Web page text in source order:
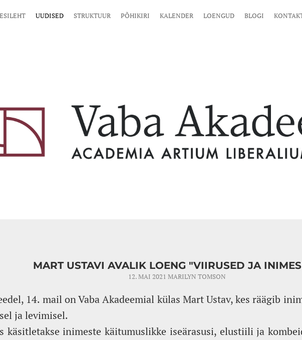
ESILEHT UUDISED STRUKTUUR PÕHIKIRI KALENDER LOENGUD BLOGI
MART USTAVI AVALIK LOENG "VIIRUSED JA
12. MAI 2021 MARILYN TOMSON
14. mail on Vaba Akadeemial külas Mart Ustav, kes räägib
ja levimisel.
käsitletakse inimeste käitumuslikke iseärasusi, elustiili ja